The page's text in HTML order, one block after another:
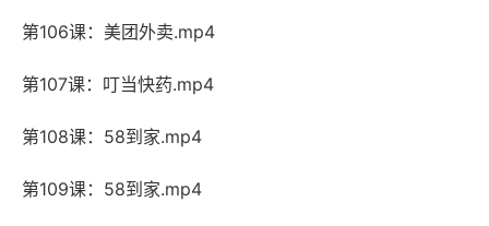
第106课：美团外卖.mp4
第107课：叮当快药.mp4
第108课：58到家.mp4
第109课：58到家.mp4